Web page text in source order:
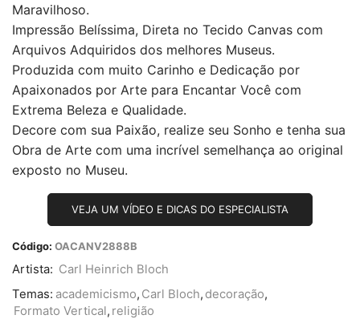
Maravilhoso.
Impressão Belíssima, Direta no Tecido Canvas com
Arquivos Adquiridos dos melhores Museus.
Produzida com muito Carinho e Dedicação por
Apaixonados por Arte para Encantar Você com
Extrema Beleza e Qualidade.
Decore com sua Paixão, realize seu Sonho e tenha sua
Obra de Arte com uma incrível semelhança ao original
exposto no Museu.
VEJA UM VÍDEO E DICAS DO ESPECIALISTA
Código: OACANV2888B
Artista: Carl Heinrich Bloch
Temas: academicismo, Carl Bloch, decoração,
Formato Vertical, religião